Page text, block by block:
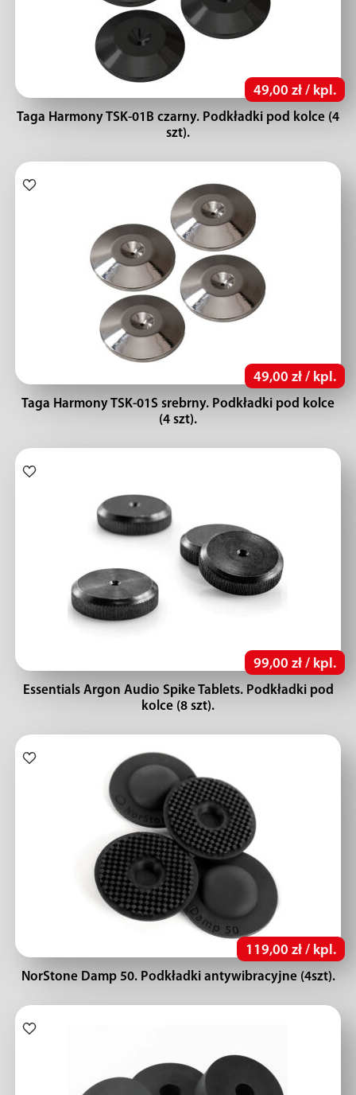
49,00 zł / kpl.
Taga Harmony TSK-01B czarny. Podkładki pod kolce (4
szt).
49,00 zł / kpl.
Taga Harmony TSK-01S srebrny. Podkładki pod kolce
(4 szt).
99,00 zł / kpl.
Essentials Argon Audio Spike Tablets. Podkładki pod
kolce (8 szt).
119,00 zł / kpl.
NorStone Damp 50. Podkładki antywibracyjne (4szt).